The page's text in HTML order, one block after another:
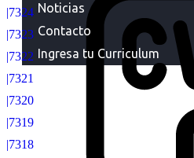
Noticias
Contacto
Ingresa tu Curriculum
|7324
|7323
|7322
|7321
|7320
|7319
|7318